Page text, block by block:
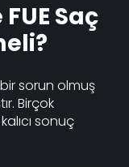
Saç
sorun olmuş
Birçok
sonuç